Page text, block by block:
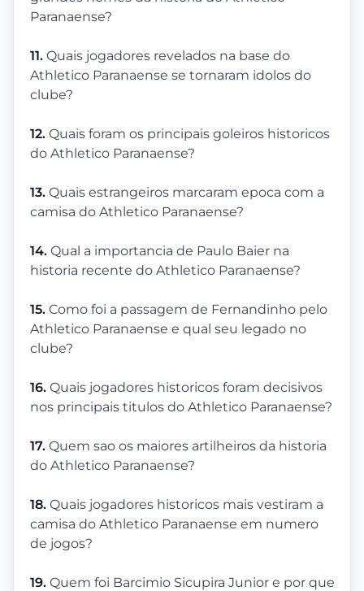
Paranaense?
11. Quais jogadores revelados na base do
Athletico Paranaense se tornaram idolos do
clube?
12. Quais foram os principais goleiros historicos
do Athletico Paranaense?
13. Quais estrangeiros marcaram epoca com a
camisa do Athletico Paranaense?
14. Qual a importancia de Paulo Baier na
historia recente do Athletico Paranaense?
15. Como foi a passagem de Fernandinho pelo
Athletico Paranaense e qual seu legado no
clube?
16. Quais jogadores historicos foram decisivos
nos principais titulos do Athletico Paranaense?
17. Quem sao os maiores artilheiros da historia
do Athletico Paranaense?
18. Quais jogadores historicos mais vestiram a
camisa do Athletico Paranaense em numero
de jogos?
19. Quem foi Barcimio Sicupira Junior e por que